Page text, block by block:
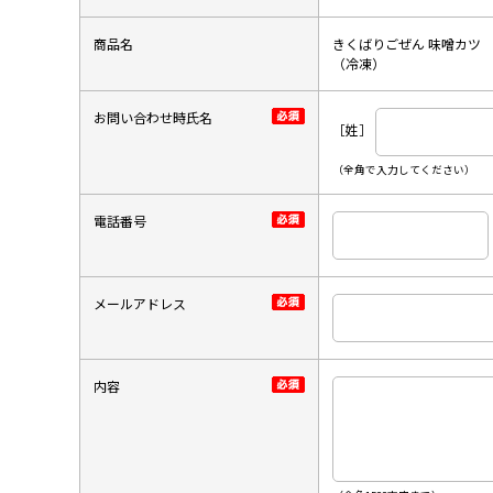
商品名
きくばりごぜん 味噌カツ
（冷凍）
お問い合わせ時氏名
［姓］
（全角で入力してください）
電話番号
メールアドレス
内容